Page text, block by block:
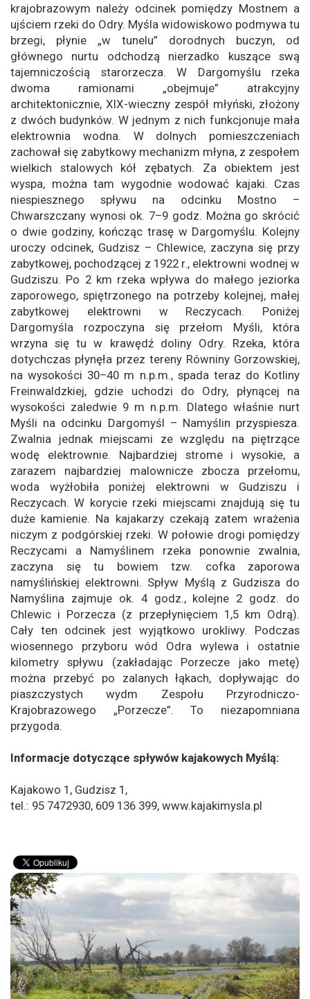
krajobrazowym należy odcinek pomiędzy Mostnem a
ujściem rzeki do Odry. Myśla widowiskowo podmywa tu
brzegi, płynie „w tunelu” dorodnych buczyn, od
głównego nurtu odchodzą nierzadko kuszące swą
tajemniczością starorzecza. W Dargomyślu rzeka
dwoma ramionami „obejmuje” atrakcyjny
architektonicznie, XIX-wieczny zespół młyński, złożony
z dwóch budynków. W jednym z nich funkcjonuje mała
elektrownia wodna. W dolnych pomieszczeniach
zachował się zabytkowy mechanizm młyna, z zespołem
wielkich stalowych kół zębatych. Za obiektem jest
wyspa, można tam wygodnie wodować kajaki. Czas
niespiesznego spływu na odcinku Mostno –
Chwarszczany wynosi ok. 7–9 godz. Można go skrócić
o dwie godziny, kończąc trasę w Dargomyślu. Kolejny
uroczy odcinek, Gudzisz – Chlewice, zaczyna się przy
zabytkowej, pochodzącej z 1922 r., elektrowni wodnej w
Gudziszu. Po 2 km rzeka wpływa do małego jeziorka
zaporowego, spiętrzonego na potrzeby kolejnej, małej
zabytkowej elektrowni w Reczycach. Poniżej
Dargomyśla rozpoczyna się przełom Myśli, która
wrzyna się tu w krawędź doliny Odry. Rzeka, która
dotychczas płynęła przez tereny Równiny Gorzowskiej,
na wysokości 30–40 m n.p.m., spada teraz do Kotliny
Freinwaldzkiej, gdzie uchodzi do Odry, płynącej na
wysokości zaledwie 9 m n.p.m. Dlatego właśnie nurt
Myśli na odcinku Dargomyśl – Namyślin przyspiesza.
Zwalnia jednak miejscami ze względu na piętrzące
wodę elektrownie. Najbardziej strome i wysokie, a
zarazem najbardziej malownicze zbocza przełomu,
woda wyżłobiła poniżej elektrowni w Gudziszu i
Reczycach. W korycie rzeki miejscami znajdują się tu
duże kamienie. Na kajakarzy czekają zatem wrażenia
niczym z podgórskiej rzeki. W połowie drogi pomiędzy
Reczycami a Namyślinem rzeka ponownie zwalnia,
zaczyna się tu bowiem tzw. cofka zaporowa
namyślińskiej elektrowni. Spływ Myślą z Gudzisza do
Namyślina zajmuje ok. 4 godz., kolejne 2 godz. do
Chlewic i Porzecza (z przepłynięciem 1,5 km Odrą).
Cały ten odcinek jest wyjątkowo urokliwy. Podczas
wiosennego przyboru wód Odra wylewa i ostatnie
kilometry spływu (zakładając Porzecze jako metę)
można przebyć po zalanych łąkach, dopływając do
piaszczystych wydm Zespołu Przyrodniczo-
Krajobrazowego „Porzecze”. To niezapomniana
przygoda.
Informacje dotyczące spływów kajakowych Myślą:
Kajakowo 1, Gudzisz 1,
tel.: 95 7472930, 609 136 399, www.kajakimysla.pl